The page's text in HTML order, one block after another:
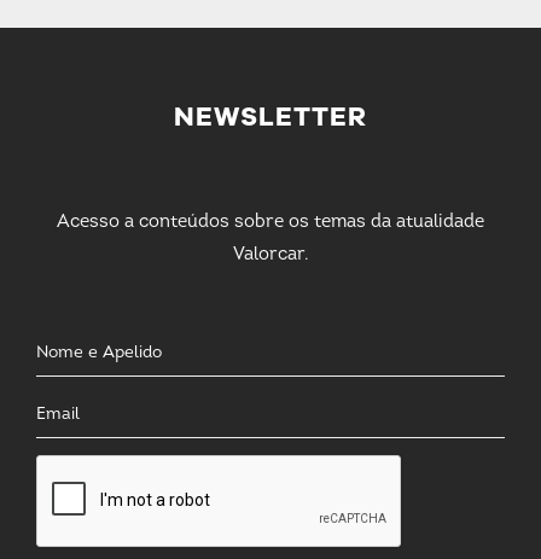
NEWSLETTER
Acesso a conteúdos sobre os temas da atualidade
Valorcar.